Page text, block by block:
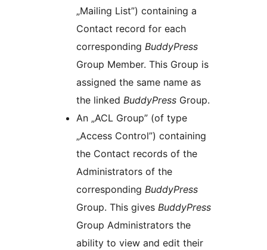
„Mailing List”) containing a
Contact record for each
corresponding BuddyPress
Group Member. This Group is
assigned the same name as
the linked BuddyPress Group.
An „ACL Group” (of type
„Access Control”) containing
the Contact records of the
Administrators of the
corresponding BuddyPress
Group. This gives BuddyPress
Group Administrators the
ability to view and edit their